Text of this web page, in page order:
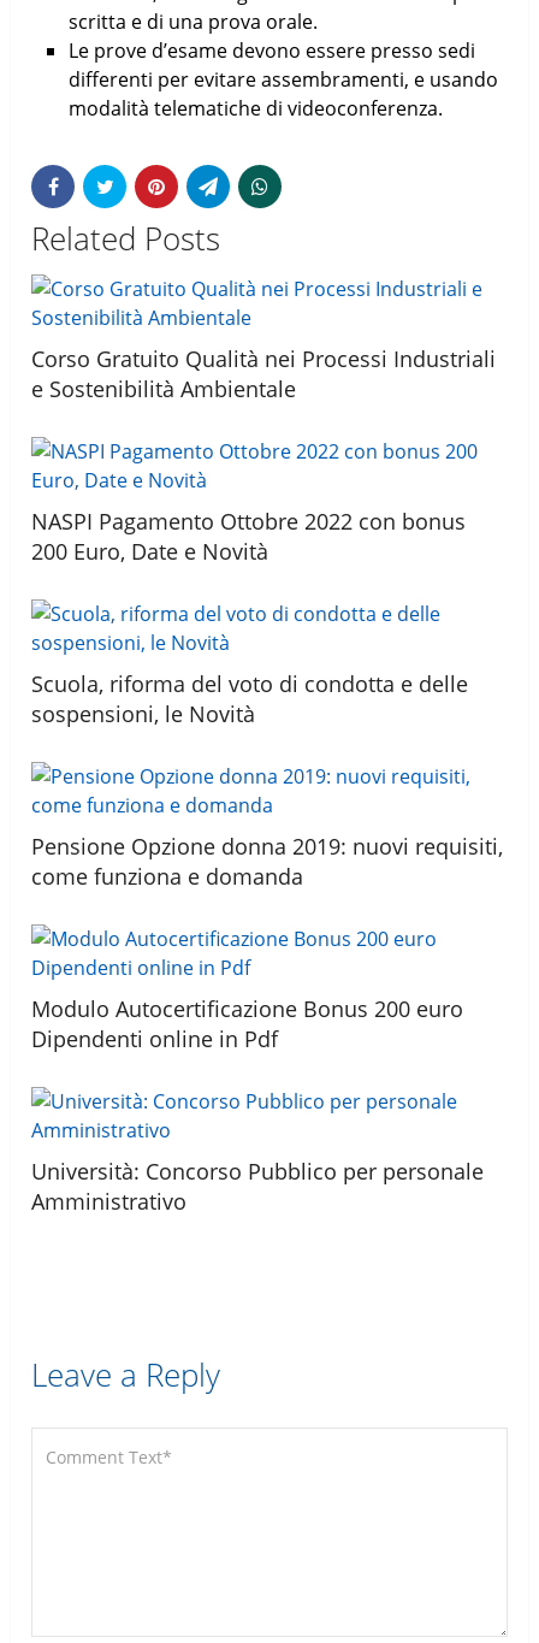
scritta e di una prova orale.
Le prove d’esame devono essere presso sedi
differenti per evitare assembramenti, e usando
modalità telematiche di videoconferenza.
Related Posts
Corso Gratuito Qualità nei Processi Industriali
e Sostenibilità Ambientale
NASPI Pagamento Ottobre 2022 con bonus
200 Euro, Date e Novità
Scuola, riforma del voto di condotta e delle
sospensioni, le Novità
Pensione Opzione donna 2019: nuovi requisiti,
come funziona e domanda
Modulo Autocertificazione Bonus 200 euro
Dipendenti online in Pdf
Università: Concorso Pubblico per personale
Amministrativo
Leave a Reply